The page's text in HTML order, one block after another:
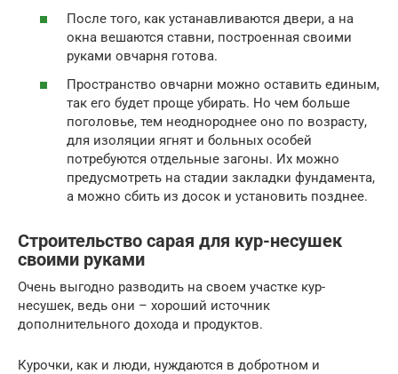
После того, как устанавливаются двери, а на
окна вешаются ставни, построенная своими
руками овчарня готова.
Пространство овчарни можно оставить единым,
так его будет проще убирать. Но чем больше
поголовье, тем неоднороднее оно по возрасту,
для изоляции ягнят и больных особей
потребуются отдельные загоны. Их можно
предусмотреть на стадии закладки фундамента,
а можно сбить из досок и установить позднее.
Строительство сарая для кур-несушек
своими руками
Очень выгодно разводить на своем участке кур-
несушек, ведь они – хороший источник
дополнительного дохода и продуктов.
Курочки, как и люди, нуждаются в добротном и